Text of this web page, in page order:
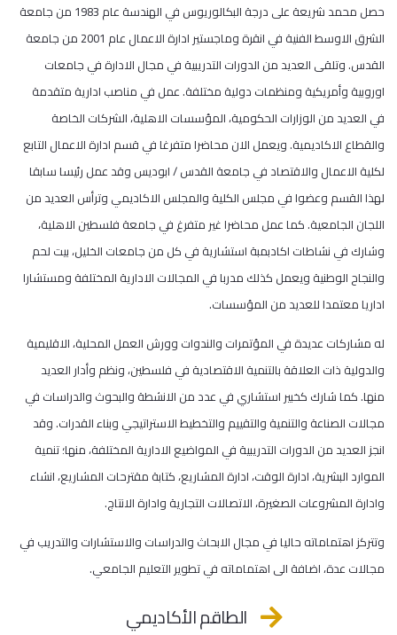
حصل محمد شريعة على درجة البكالوريوس في الهندسة عام 1983 من جامعة
الشرق الاوسط الفنية في انقرة وماجستير ادارة الاعمال عام 2001 من جامعة
القدس. وتلقى العديد من الدورات التدريبية في مجال الادارة في جامعات
اوروبية وأمريكية ومنظمات دولية مختلفة. عمل في مناصب ادارية متقدمة
في العديد من الوزارات الحكومية، المؤسسات الاهلية، الشركات الخاصة
والقطاع الاكاديمية. ويعمل الان محاضرا متفرغا في قسم ادارة الاعمال التابع
لكلية الاعمال والاقتصاد في جامعة القدس / ابوديس وقد عمل رئيسا سابقا
لهذا القسم وعضوا في مجلس الكلية والمجلس الاكاديمي وترأس العديد من
اللجان الجامعية. كما عمل محاضرا غير متفرغ في جامعة فلسطين الاهلية،
وشارك في نشاطات اكادبمبة استشارية في كل من جامعات الخليل، بيت لحم
والنجاح الوطنية ويعمل كذلك مدربا في المجالات الادارية المختلفة ومستشارا
اداريا معتمدا للعديد من المؤسسات.
له مشاركات عديدة في المؤتمرات والندوات وورش العمل المحلية، الاقليمية
والدولية ذات العلاقة بالتنمية الاقتصادية في فلسطين، ونظم وأدار العديد
منها. كما شارك كخبير استشاري في عدد من الانشطة والبحوث والدراسات في
مجالات الصناعة والتنمية والتقييم والتخطيط الاستراتيجي وبناء القدرات. وقد
انجز العديد من الدورات التدريبية في المواضيع الادارية المختلفة، منها؛ تنمية
الموارد البشرية، ادارة الوقت، ادارة المشاريع، كتابة مقترحات المشاريع، انشاء
وادارة المشروعات الصغيرة، الاتصالات التجارية وادارة الانتاج.
وتتركز اهتماماته حاليا في مجال الابحاث والدراسات والاستشارات والتدريب في
مجالات عدة، اضافة الى اهتماماته في تطوير التعليم الجامعي.
الطاقم الأكاديمي